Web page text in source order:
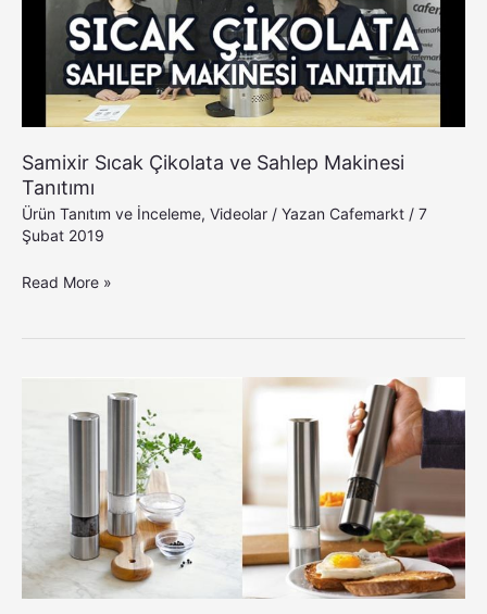
Samixir Sıcak Çikolata ve Sahlep Makinesi
Tanıtımı
Ürün Tanıtım ve İnceleme, Videolar / Yazan Cafemarkt / 7
Şubat 2019
Sahlep
Makinesi
Tanıtımı
Read More »
Tanıtım